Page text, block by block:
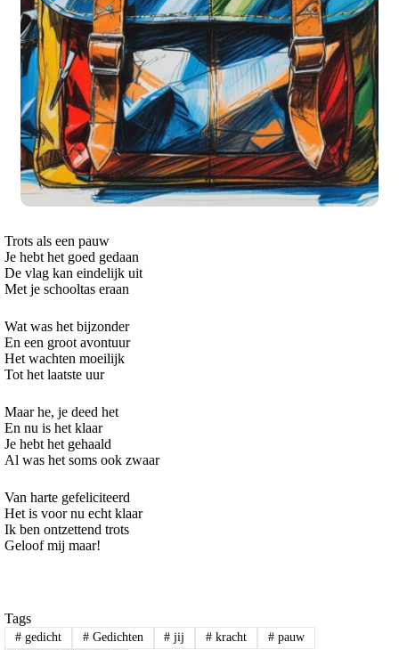
Trots als een pauw
Je hebt het goed gedaan
De vlag kan eindelijk uit
Met je schooltas eraan
Wat was het bijzonder
En een groot avontuur
Het wachten moeilijk
Tot het laatste uur
Maar he, je deed het
En nu is het klaar
Je hebt het gehaald
Al was het soms ook zwaar
Van harte gefeliciteerd
Het is voor nu echt klaar
Ik ben ontzettend trots
Geloof mij maar!
Tags
#gedicht #Gedichten # jij # kracht # pauw